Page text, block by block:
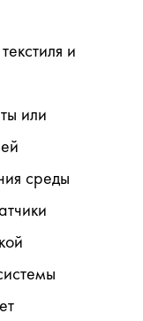
и
или
среды